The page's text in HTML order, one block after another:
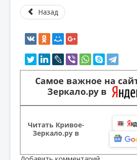
Назад
Самое важное на
Зеркало.ру в
Читать Кривое-
Зеркало.ру в